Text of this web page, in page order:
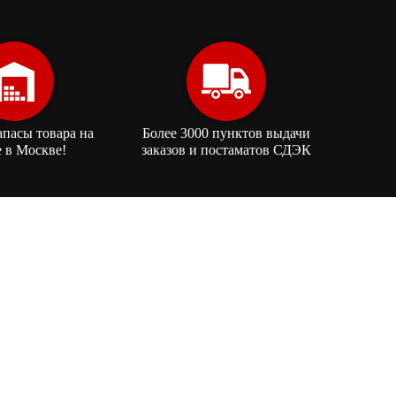
товара на
в Москве!
Более 3000 пунктов выдачи
заказов и постаматов СДЭК